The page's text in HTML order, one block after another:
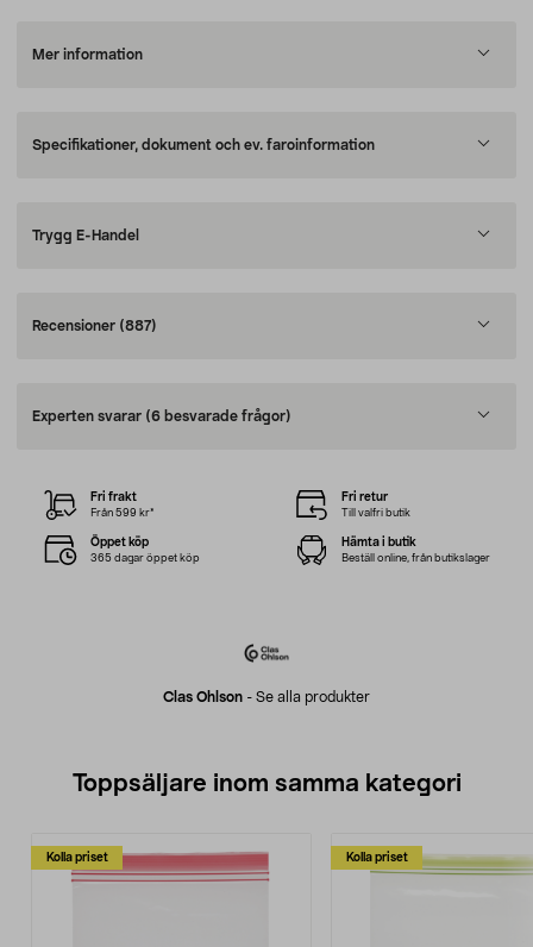
Mer information
Specifikationer, dokument och ev. faroinformation
Trygg E-Handel
Recensioner (887)
Experten svarar (6 besvarade frågor)
Clas Ohlson - Se alla produkter
Fri frakt
Från 599 kr*
Fri retur
Till valfri butik
Öppet köp
365 dagar öppet köp
Hämta i butik
Beställ online, från butikslager
Toppsäljare inom samma kategori
Kolla priset Kolla priset